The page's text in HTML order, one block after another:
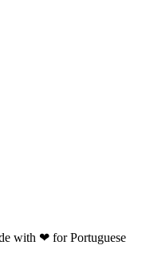
with ❤ for Portuguese